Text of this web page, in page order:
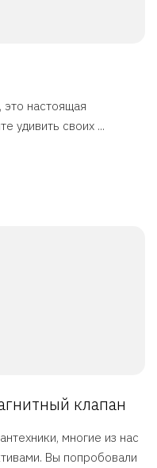
настоящая
удивить своих ...
клапан
многие из нас
Вы попробовали